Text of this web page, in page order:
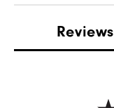
Reviews